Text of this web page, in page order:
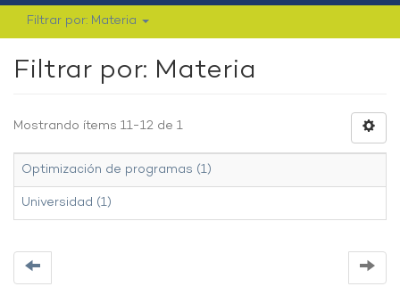
Filtrar por: Materia
Filtrar por: Materia
Mostrando ítems 11-12 de 1
Optimización de programas (1)
Universidad (1)